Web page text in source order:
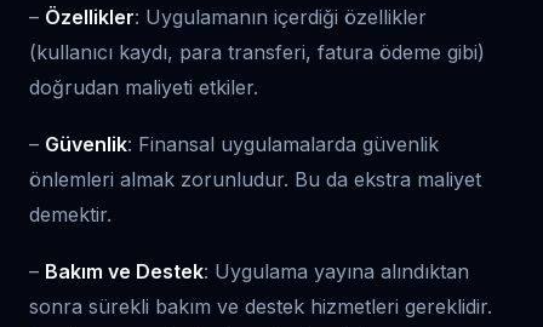
– Özellikler: Uygulamanın içerdiği özellikler
(kullanıcı kaydı, para transferi, fatura ödeme gibi)
doğrudan maliyeti etkiler.
– Güvenlik: Finansal uygulamalarda güvenlik
önlemleri almak zorunludur. Bu da ekstra maliyet
demektir.
– Bakım ve Destek: Uygulama yayına alındıktan
sonra sürekli bakım ve destek hizmetleri gereklidir.